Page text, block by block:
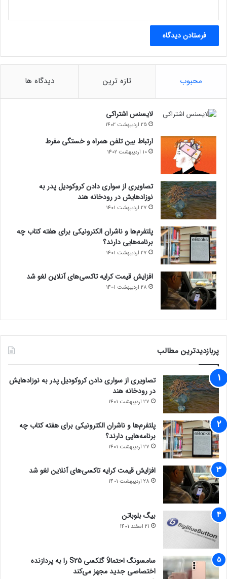
محبوب تازه ترین دیدگاه ها
لایسنس اشتراکی
25 اردیبهشت 1402
ارتباط بین تلفن همراه و خستگی مفرط
10 اردیبهشت 1402
تصاویری از سواری دادن کروکودیل پدر به
نوزادهایش در رودخانه هند
27 اردیبهشت 1401
پلتفرم‌ها و ناشران الکترونیکی برای هفته کتاب چه
برنامه‌هایی دارند؟
27 اردیبهشت 1401
افزایش قیمت کرایه تاکسی‌های آنلاین لغو شد
28 اردیبهشت 1401
پربازدیدترین مطالب
تصاویری از سواری دادن کروکودیل پدر به نوزادهایش
در رودخانه هند
27 اردیبهشت 1401
پلتفرم‌ها و ناشران الکترونیکی برای هفته کتاب چه
برنامه‌هایی دارند؟
27 اردیبهشت 1401
افزایش قیمت کرایه تاکسی‌های آنلاین لغو شد
28 اردیبهشت 1401
بیگ بلوباتن
21 اسفند 1401
سامسونگ احتمالاً گلکسی S25 را به پردازنده
اختصاصی جدید مجهز می‌کند